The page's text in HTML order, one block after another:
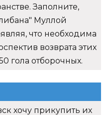
Заполните,
Муллой
что необходима
возврата этих
гола отборочных.
хочу прикупить их